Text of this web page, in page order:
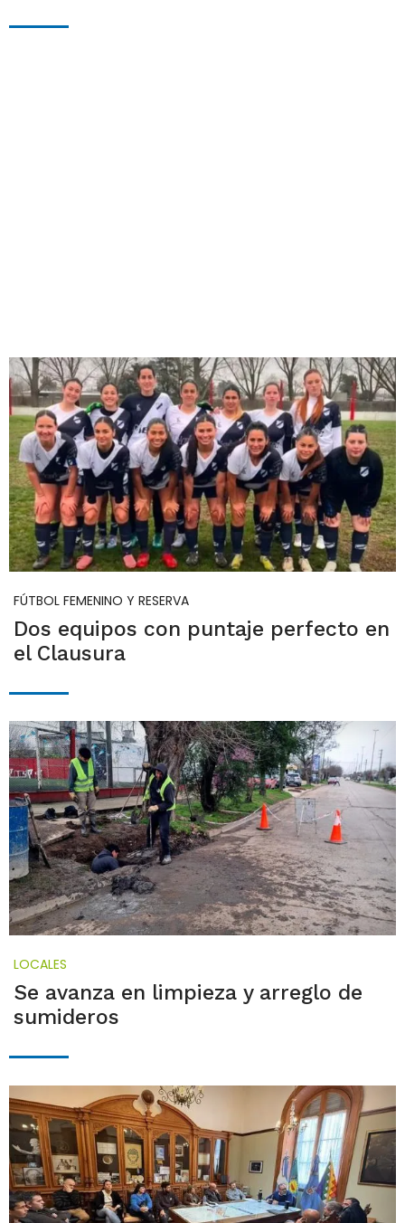
FÚTBOL FEMENINO Y RESERVA
Dos equipos con puntaje perfecto en
el Clausura
LOCALES
Se avanza en limpieza y arreglo de
sumideros